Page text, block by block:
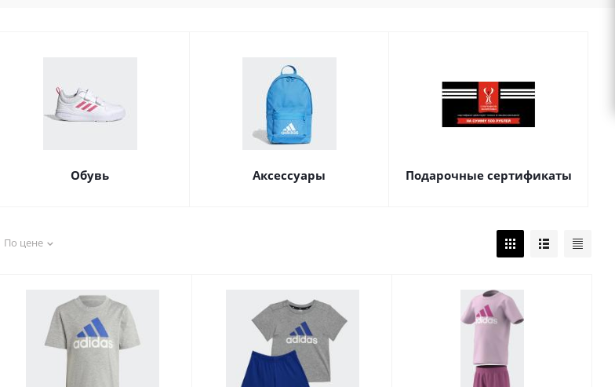
Обувь Аксессуары Подарочные сертификаты
По цене